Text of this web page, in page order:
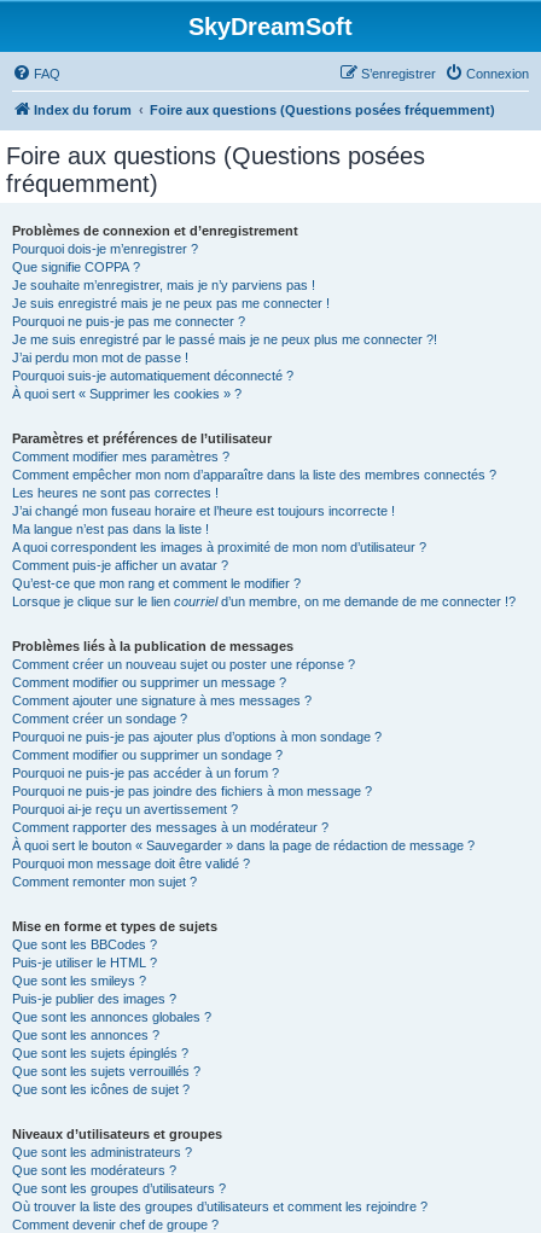
SkyDreamSoft
FAQ Connexion
S’enregistrer
Index du forum Foire aux questions (Questions posées fréquemment)
Foire aux questions (Questions posées
fréquemment)
Problèmes de connexion et d’enregistrement
Pourquoi dois-je m’enregistrer ?
Que signifie COPPA ?
Je souhaite m’enregistrer, mais je n’y parviens pas !
Je suis enregistré mais je ne peux pas me connecter !
Pourquoi ne puis-je pas me connecter ?
Je me suis enregistré par le passé mais je ne peux plus me connecter ?!
J’ai perdu mon mot de passe !
Pourquoi suis-je automatiquement déconnecté ?
À quoi sert « Supprimer les cookies » ?
Paramètres et préférences de l’utilisateur
Comment modifier mes paramètres ?
Comment empêcher mon nom d’apparaître dans la liste des membres connectés ?
Les heures ne sont pas correctes !
J’ai changé mon fuseau horaire et l’heure est toujours incorrecte !
Ma langue n’est pas dans la liste !
A quoi correspondent les images à proximité de mon nom d’utilisateur ?
Comment puis-je afficher un avatar ?
Qu’est-ce que mon rang et comment le modifier ?
Lorsque je clique sur le lien courrield’un membre, on me demande de me connecter !?
Problèmes liés à la publication de messages
Comment créer un nouveau sujet ou poster une réponse ?
Comment modifier ou supprimer un message ?
Comment ajouter une signature à mes messages ?
Comment créer un sondage ?
Pourquoi ne puis-je pas ajouter plus d’options à mon sondage ?
Comment modifier ou supprimer un sondage ?
Pourquoi ne puis-je pas accéder à un forum ?
Pourquoi ne puis-je pas joindre des fichiers à mon message ?
Pourquoi ai-je reçu un avertissement ?
Comment rapporter des messages à un modérateur ?
À quoi sert le bouton « Sauvegarder » dans la page de rédaction de message ?
Pourquoi mon message doit être validé ?
Comment remonter mon sujet ?
Mise en forme et types de sujets
Que sont les BBCodes ?
Puis-je utiliser le HTML ?
Que sont les smileys ?
Puis-je publier des images ?
Que sont les annonces globales ?
Que sont les annonces ?
Que sont les sujets épinglés ?
Que sont les sujets verrouillés ?
Que sont les icônes de sujet ?
Niveaux d’utilisateurs et groupes
Que sont les administrateurs ?
Que sont les modérateurs ?
Que sont les groupes d’utilisateurs ?
Où trouver la liste des groupes d’utilisateurs et comment les rejoindre ?
Comment devenir chef de groupe ?